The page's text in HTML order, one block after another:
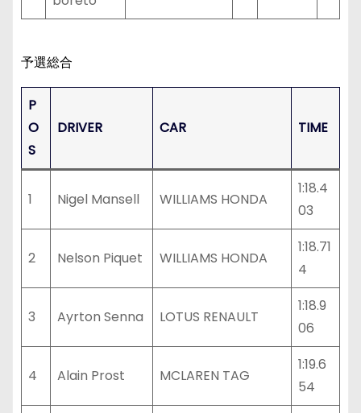
予選総合
P
O
S
DRIVER CAR TIME
1 Nigel Mansell WILLIAMS HONDA
1:18.4
03
2 Nelson Piquet WILLIAMS HONDA
1:18.71
4
3 Ayrton Senna LOTUS RENAULT
1:18.9
06
4 Alain Prost MCLAREN TAG
1:19.6
54